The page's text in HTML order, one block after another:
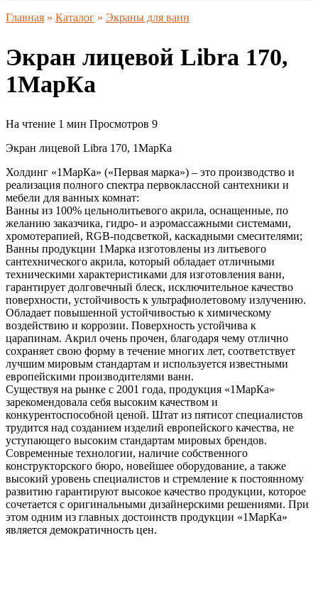
Главная » Каталог » Экраны для ванн
Экран лицевой Libra 170,
1МарКа
На чтение 1 мин Просмотров 9
Экран лицевой Libra 170, 1МарКа
Холдинг «1МарКа» («Первая марка») – это производство и
реализация полного спектра первоклассной сантехники и
мебели для ванных комнат:
Ванны из 100% цельнолитьевого акрила, оснащенные, по
желанию заказчика, гидро- и аэромассажными системами,
хромотерапией, RGB-подсветкой, каскадными смесителями;
Ванны продукции 1Марка изготовлены из литьевого
сантехнического акрила, который обладает отличными
техническими характеристиками для изготовления ванн,
гарантирует долговечный блеск, исключительное качество
поверхности, устойчивость к ультрафиолетовому излучению.
Обладает повышенной устойчивостью к химическому
воздействию и коррозии. Поверхность устойчива к
царапинам. Акрил очень прочен, благодаря чему отлично
сохраняет свою форму в течение многих лет, соответствует
лучшим мировым стандартам и используется известными
европейскими производителями ванн.
Существуя на рынке с 2001 года, продукция «1МарКа»
зарекомендовала себя высоким качеством и
конкурентоспособной ценой. Штат из пятисот специалистов
трудится над созданием изделий европейского качества, не
уступающего высоким стандартам мировых брендов.
Современные технологии, наличие собственного
конструкторского бюро, новейшее оборудование, а также
высокий уровень специалистов и стремление к постоянному
развитию гарантируют высокое качество продукции, которое
сочетается с оригинальными дизайнерскими решениями. При
этом одним из главных достоинств продукции «1МарКа»
является демократичность цен.